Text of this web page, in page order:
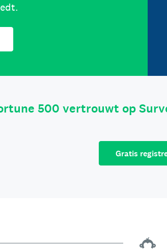
500 vertrouwt op
Gratis